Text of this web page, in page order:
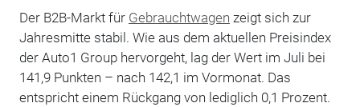
Der B2B-Markt für Gebrauchtwagen zeigt sich zur
Jahresmitte stabil. Wie aus dem aktuellen Preisindex
der Auto1 Group hervorgeht, lag der Wert im Juli bei
141,9 Punkten – nach 142,1 im Vormonat. Das
entspricht einem Rückgang von lediglich 0,1 Prozent.